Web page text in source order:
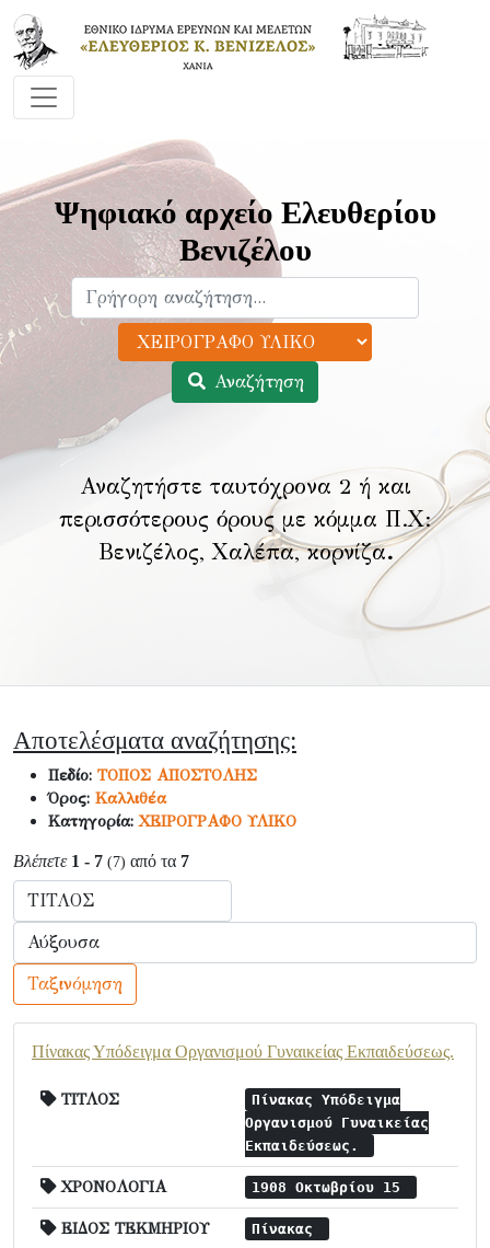
Ψηφιακό αρχείο Ελευθερίου
Βενιζέλου
Αναζήτηση
Αναζητήστε ταυτόχρονα 2 ή και
περισσότερους όρους με κόμμα Π.Χ:
Βενιζέλος, Χαλέπα, κορνίζα.
Αποτελέσματα αναζήτησης:
Πεδίο: ΤΟΠΟΣ ΑΠΟΣΤΟΛΗΣ
Όρος: Καλλιθέα
Κατηγορία:ΧΕΙΡΟΓΡΑΦΟ ΥΛΙΚΟ
Βλέπετε 1 - 7 (7) από τα 7
Ταξινόμηση
Πίνακας Υπόδειγμα Οργανισμού Γυναικείας Εκπαιδεύσεως.
ΤΙΤΛΟΣ
Πίνακας Υπόδειγμα
Οργανισμού Γυναικείας
Εκπαιδεύσεως.
ΧΡΟΝΟΛΟΓΙΑ 1908 Οκτωβρίου 15
ΕΙΔΟΣ ΤΕΚΜΗΡΙΟΥ Πίνακας